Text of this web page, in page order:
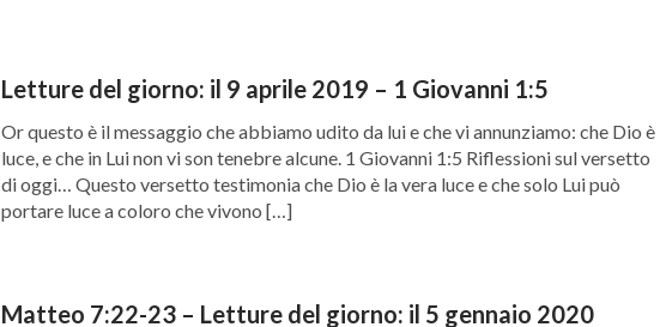
Letture del giorno: il 9 aprile 2019 – 1 Giovanni 1:5
Or questo è il messaggio che abbiamo udito da lui e che vi annunziamo: che Dio è
luce, e che in Lui non vi son tenebre alcune. 1 Giovanni 1:5 Riflessioni sul versetto
di oggi… Questo versetto testimonia che Dio è la vera luce e che solo Lui può
portare luce a coloro che vivono […]
Matteo 7:22-23 – Letture del giorno: il 5 gennaio 2020